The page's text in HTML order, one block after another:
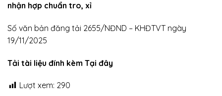
nhận hợp chuẩn tro, xỉ
Số văn bản đăng tải 2655/NĐND – KHĐTVT ngày
19/11/2025
Tải tài liệu đính kèm Tại đây
Lượt xem: 290